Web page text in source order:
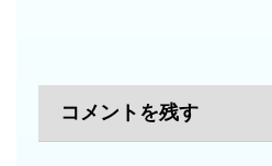
コメントを残す